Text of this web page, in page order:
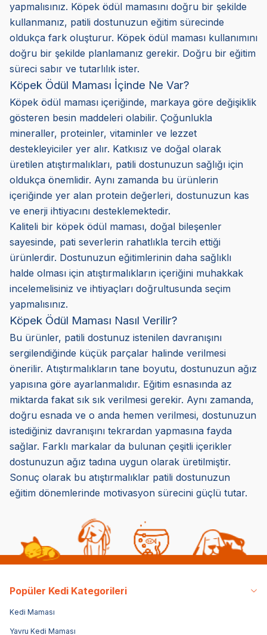
yapmalısınız. Köpek ödül mamasını doğru bir şekilde
kullanmanız, patili dostunuzun eğitim sürecinde
oldukça fark oluşturur. Köpek ödül maması kullanımını
doğru bir şekilde planlamanız gerekir. Doğru bir eğitim
süreci sabır ve tutarlılık ister.
Köpek Ödül Maması İçinde Ne Var?
Köpek ödül maması içeriğinde, markaya göre değişiklik
gösteren besin maddeleri olabilir. Çoğunlukla
mineraller, proteinler, vitaminler ve lezzet
destekleyiciler yer alır. Katkısız ve doğal olarak
üretilen atıştırmalıkları, patili dostunuzun sağlığı için
oldukça önemlidir. Aynı zamanda bu ürünlerin
içeriğinde yer alan protein değerleri, dostunuzun kas
ve enerji ihtiyacını desteklemektedir.
Kaliteli bir köpek ödül maması, doğal bileşenler
sayesinde, pati severlerin rahatlıkla tercih ettiği
ürünlerdir. Dostunuzun eğitimlerinin daha sağlıklı
halde olması için atıştırmalıkların içeriğini muhakkak
incelemelisiniz ve ihtiyaçları doğrultusunda seçim
yapmalısınız.
Köpek Ödül Maması Nasıl Verilir?
Bu ürünler, patili dostunuz istenilen davranışını
sergilendiğinde küçük parçalar halinde verilmesi
önerilir. Atıştırmalıkların tane boyutu, dostunuzun ağız
yapısına göre ayarlanmalıdır. Eğitim esnasında az
miktarda fakat sık sık verilmesi gerekir. Aynı zamanda,
doğru esnada ve o anda hemen verilmesi, dostunuzun
istediğiniz davranışını tekrardan yapmasına fayda
sağlar. Farklı markalar da bulunan çeşitli içerikler
dostunuzun ağız tadına uygun olarak üretilmiştir.
Sonuç olarak bu atıştırmalıklar patili dostunuzun
eğitim dönemlerinde motivasyon sürecini güçlü tutar.
Popüler Kedi Kategorileri
Kedi Maması
Yavru Kedi Maması